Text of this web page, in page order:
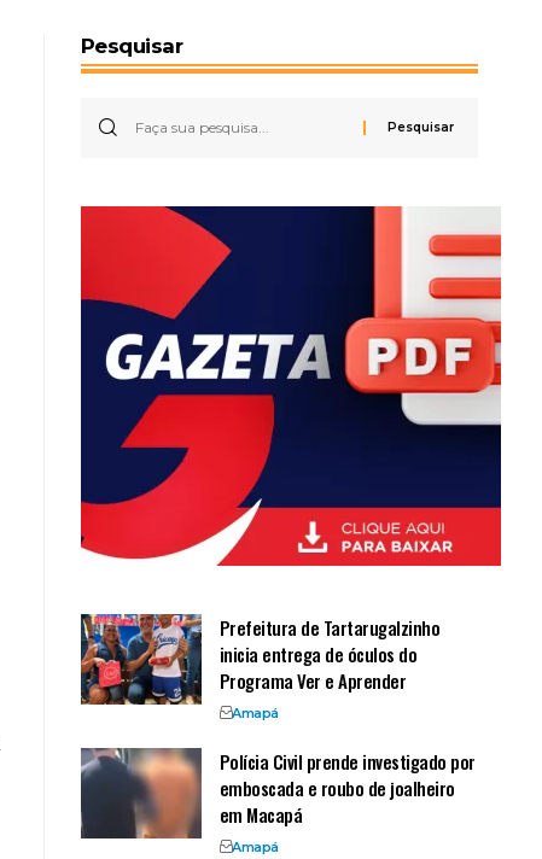
Pesquisar
Prefeitura de Tartarugalzinho
inicia entrega de óculos do
Programa Ver e Aprender
Amapá
Polícia Civil prende investigado por
emboscada e roubo de joalheiro
em Macapá
Amapá